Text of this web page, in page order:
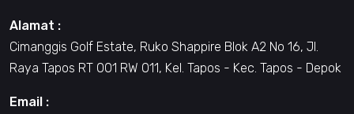
Alamat :
Cimanggis Golf Estate, Ruko Shappire Blok A2 No 16, Jl.
Raya Tapos RT 001 RW 011, Kel. Tapos - Kec. Tapos - Depok
Email :